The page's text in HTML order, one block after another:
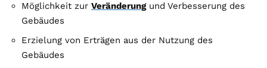
Möglichkeit zur Veränderungund Verbesserung des
Gebäudes
Erzielung von Erträgen aus der Nutzung des
Gebäudes